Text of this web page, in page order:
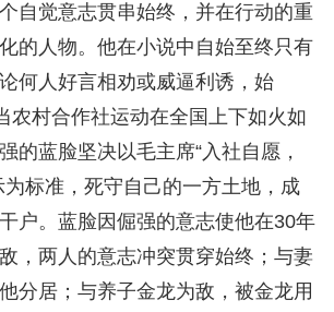
自觉意志贯串始终，并在行动的重
的人物。他在小说中自始至终只有
何人好言相劝或威逼利诱，始
农村合作社运动在全国上下如火如
的蓝脸坚决以毛主席“入社自愿，
为标准，死守自己的一方土地，成
户。蓝脸因倔强的意志使他在30年
，两人的意志冲突贯穿始终；与妻
分居；与养子金龙为敌，被金龙用